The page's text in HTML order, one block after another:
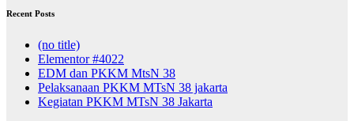
Recent Posts
(no title)
Elementor #4022
EDM dan PKKM MtsN 38
Pelaksanaan PKKM MTsN 38 jakarta
Kegiatan PKKM MTsN 38 Jakarta